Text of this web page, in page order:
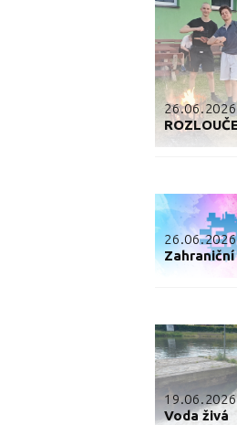
26.06.2026
26.06.2026
19.06.2026
Voda živá